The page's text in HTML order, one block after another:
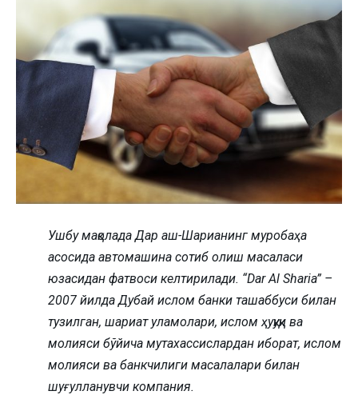
Ушбу мақолада Дар аш-Шарианинг муробаҳа
асосида автомашина сотиб олиш масаласи
юзасидан фатвоси келтирилади. “Dar Al Sharia” –
2007 йилда Дубай ислом банки ташаббуси билан
тузилган, шариат уламолари, ислом ҳуқуқи ва
молияси бўйича мутахассислардан иборат, ислом
молияси ва банкчилиги масалалари билан
шуғулланувчи компания.